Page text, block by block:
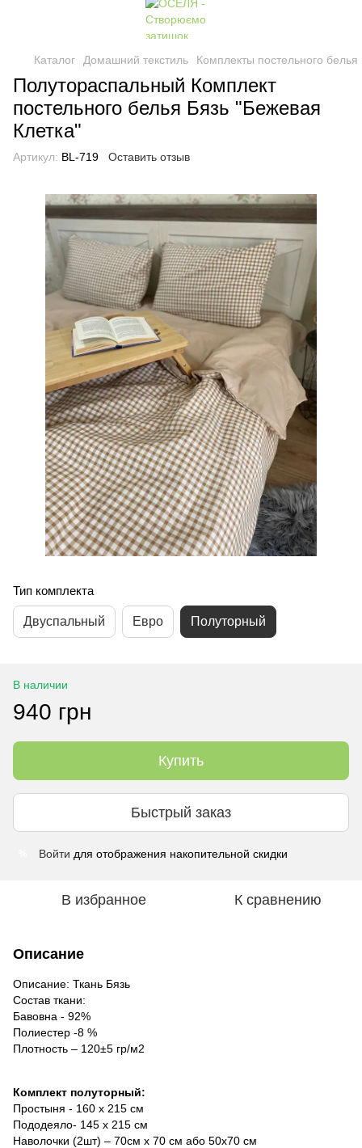
Каталог Домашний текстиль Комплекты постельного белья
Полутораспальный Комплект
постельного белья Бязь "Бежевая
Клетка"
Артикул: BL-719 Оставить отзыв
Тип комплекта
Двуспальный Евро Полуторный
В наличии
940 грн
Купить
Быстрый заказ
Войти для отображения накопительной скидки
В избранное К сравнению
Описание
Описание: Ткань Бязь
Состав ткани:
Бавовна - 92%
Полиестер -8 %
Плотность – 120±5 гр/м2
Комплект полуторный:
Простыня - 160 х 215 см
Пододеяло- 145 х 215 см
Наволочки (2шт) – 70см х 70 см або 50х70 см